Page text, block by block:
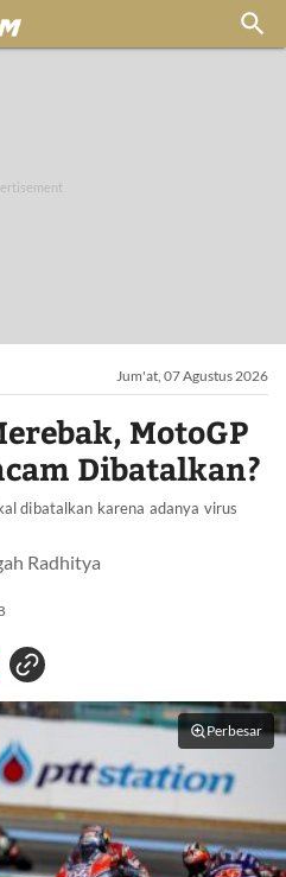

Jum'at, 07 Agustus 2026
MotoGP
Dibatalkan?
dibatalkan karena adanya virus
Radhitya
Perbesar